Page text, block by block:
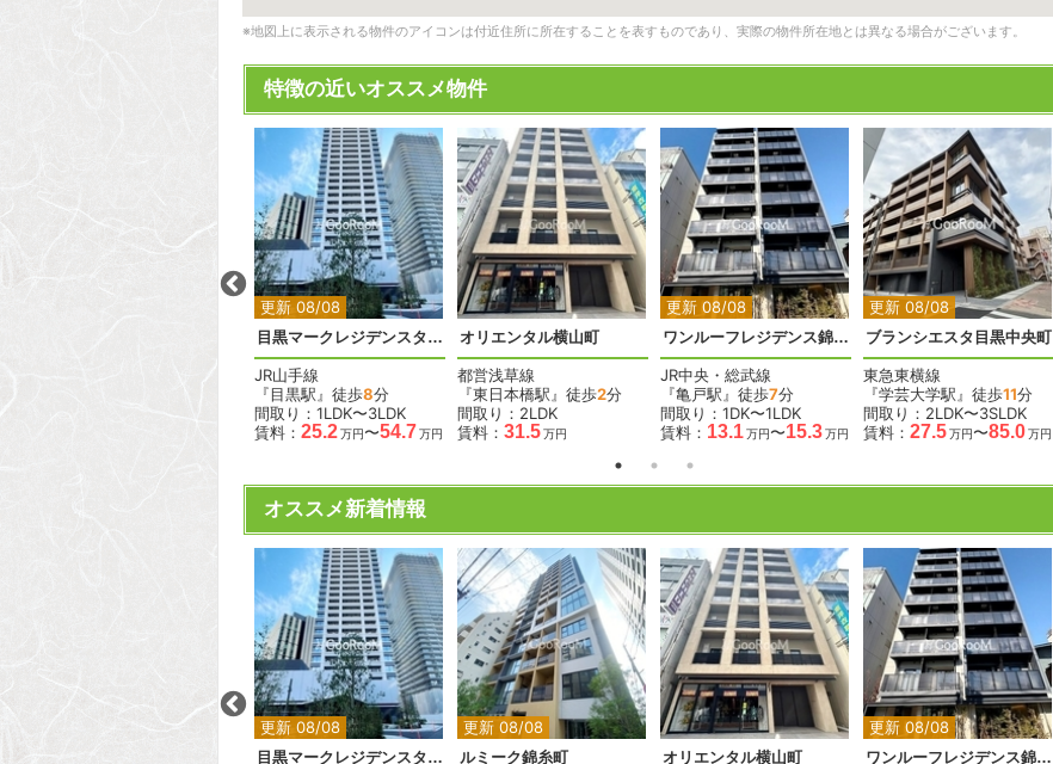
※地図上に表示される物件のアイコンは付近住所に所在することを表すものであり、実際の物件所在地とは異なる場合がございます。
特徴の近いオススメ物件
更新 08/08
2
目黒マークレジデンスタワー
JR山手線
『目黒駅』徒歩8分
間取り：1LDK〜3LDK
賃料： 25.2万円〜54.7万円
2
オリエンタル横山町
都営浅草線
『東日本橋駅』徒歩2分
間取り：2LDK
賃料： 31.5万円
更新 08/08
2 2
ワンルーフレジデンス錦糸町
JR中央・総武線
『亀戸駅』徒歩7分
間取り：1DK〜1LDK
賃料： 13.1万円〜15.3万円
更新 08/08
2
ブランシエスタ目黒中央町
東急東横線
『学芸大学駅』徒歩11分
間取り：2LDK〜3SLDK
賃料： 27.5万円〜85.0万円
オススメ新着情報
更新 08/08
2
目黒マークレジデンスタワー
更新 08/08
2
ルミーク錦糸町
2
オリエンタル横山町
更新 08/08
2 2
ワンルーフレジデンス錦糸町